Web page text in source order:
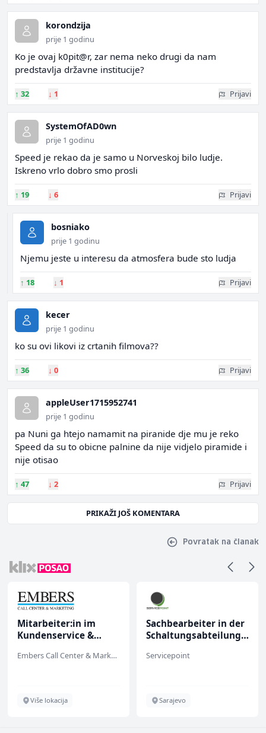
korondzija
prije 1 godinu
Ko je ovaj k0pit@r, zar nema neko drugi da nam
predstavlja državne institucije?
↑ 32 ↓ 1 Prijavi
SystemOfAD0wn
prije 1 godinu
Speed je rekao da je samo u Norveskoj bilo ludje.
Iskreno vrlo dobro smo prosli
↑ 19 ↓ 6 Prijavi
bosniako
prije 1 godinu
Njemu jeste u interesu da atmosfera bude sto ludja
↑ 18 ↓ 1 Prijavi
kecer
prije 1 godinu
ko su ovi likovi iz crtanih filmova??
↑ 36 ↓ 0 Prijavi
appleUser1715952741
prije 1 godinu
pa Nuni ga htejo namamit na piranide dje mu je reko
Speed da su to obicne palnine da nije vidjelo piramide i
nije otisao
↑ 47 ↓ 2 Prijavi
PRIKAŽI JOŠ KOMENTARA
Povratak na članak
Mitarbeiter:in im
Kundenservice &
Embers Call Center & Marketing
Više lokacija
Sachbearbeiter in der
Schaltungsabteilung
Servicepoint
Sarajevo